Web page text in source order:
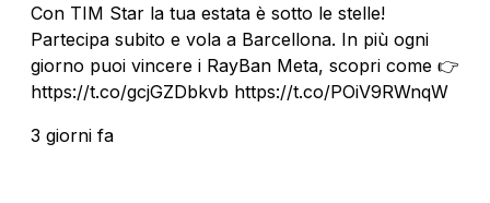
Con TIM Star la tua estata è sotto le stelle!
Partecipa subito e vola a Barcellona. In più ogni
giorno puoi vincere i RayBan Meta, scopri come 👉
https://t.co/gcjGZDbkvb https://t.co/POiV9RWnqW
3 giorni fa